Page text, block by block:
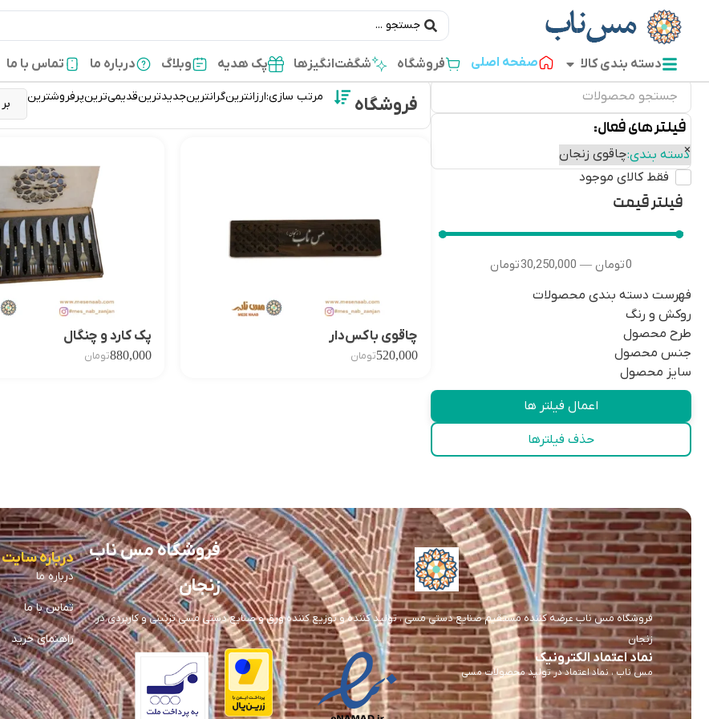
دسته بندی کالا صفحه اصلی فروشگاه شگفت‌انگیزها پک هدیه وبلاگ درباره ما تماس با ما
فیلتر های فعال:
دسته بندی:چاقوی زنجان
×
فقط کالای موجود
فیلتر قیمت
0تومان —
30,250,000تومان
فهرست دسته بندی محصولات
روکش و رنگ
طرح محصول
جنس محصول
سایز محصول
اعمال فیلتر ها
حذف فیلترها
فروشگاه مرتب سازی:ارزانترینگرانترینجدیدترینقدیمی‌ترینپرفروشترین
چاقوی باکس‌دار
520,000تومان
پک کارد و چنگال
880,000تومان
فروشگاه مس ناب
زنجان
فروشگاه مس ناب عرضه کننده مستقیم صنایع دستی مسی ، تولید کننده و توزیع کننده ورق و صنایع دستی مسی تزئینی و کاربردی در
زنجان
نماد اعتماد الکترونیک
مس ناب ، نماد اعتماد در تولید محصولات مسی
درباره سایت
درباره ما
تماس با ما
راهنمای خرید